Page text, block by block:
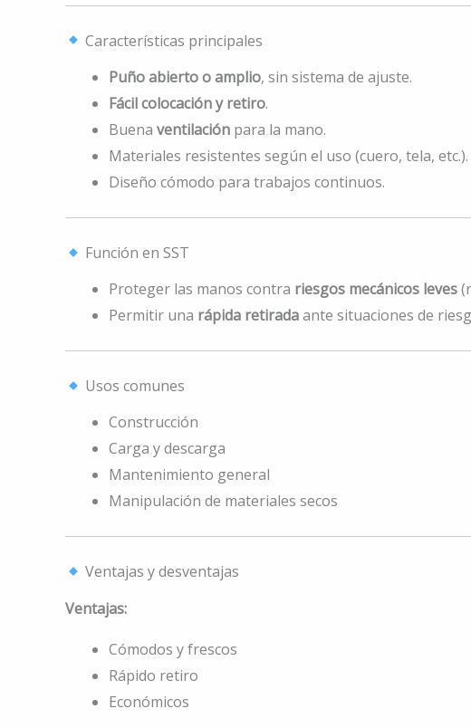
Características principales
Puño abierto o amplio, sin sistema de ajuste.
Fácil colocación y retiro.
Buena ventilación para la mano.
Materiales resistentes según el uso (cuero, tela, etc.).
Diseño cómodo para trabajos continuos.
Función en SST
Proteger las manos contra riesgos mecánicos leves
Permitir una rápida retiradaante situaciones de
Usos comunes
Construcción
Carga y descarga
Mantenimiento general
Manipulación de materiales secos
Ventajas y desventajas
Ventajas:
Cómodos y frescos
Rápido retiro
Económicos